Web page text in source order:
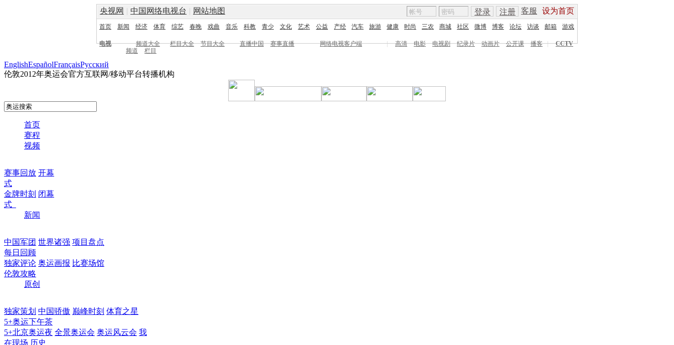
央视网 | 中国网络电视台 | 网站地图 客服 设为首页
登录 注册
首页 新闻 经济 体育 综艺 春晚 戏曲 音乐 科教 青少 文化 艺术 公益 产经 汽车 旅游 健康 时尚 三农 商城 社区 微博 博客 论坛 访谈 邮箱 游戏
电视 频道大全 栏目大全 节目大全 直播中国 赛事直播 网络电视客户端 | 高清 电影 电视剧 纪录片 动画片 公开课 播客 |
CCTV
频道
栏目
EnglishEspañolFrançaisPусский
伦敦2012年奥运会官方互联网/移动平台转播机构
首页
赛程
视频
赛事回放 开幕
式
金牌时刻 闭幕
式
新闻
中国军团 世界诸强 项目盘点
每日回顾
独家评论 奥运画报 比赛场馆
伦敦攻略
原创
独家策划 中国骄傲 巅峰时刻 体育之星
5+奥运下午茶
5+北京奥运夜 全景奥运会 奥运风云会 我
在现场 历史